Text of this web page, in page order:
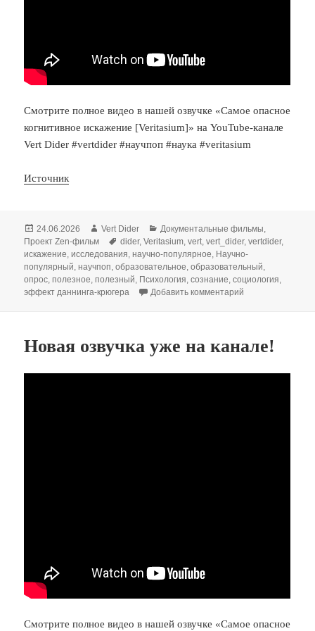
Смотрите полное видео в нашей озвучке «Самое опасное
когнитивное искажение [Veritasium]» на YouTube-канале
Vert Dider #vertdider #научпоп #наука #veritasium
Источник
Опубликовано
24.06.2026 Автор
Vert Dider Рубрики
Документальные фильмы,
Проект Zen-фильм
Метки
dider,Veritasium,vert,vert_dider,vertdider,
искажение,исследования,научно-популярное, Научно-
популярный,научпоп,образовательное,образовательный,
опрос,полезное,полезный, Психология,сознание,социология,
эффект даннинга-крюгера
Добавить комментарий
Новая озвучка уже на канале!
Смотрите полное видео в нашей озвучке «Самое опасное